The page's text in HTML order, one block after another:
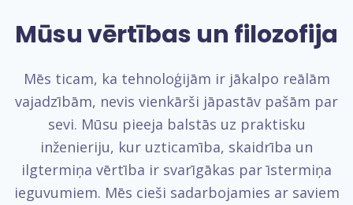
Mūsu vērtības un filozofija
Mēs ticam, ka tehnoloģijām ir jākalpo reālām
vajadzībām, nevis vienkārši jāpastāv pašām par
sevi. Mūsu pieeja balstās uz praktisku
inženieriju, kur uzticamība, skaidrība un
ilgtermiņa vērtība ir svarīgākas par īstermiņa
ieguvumiem. Mēs cieši sadarbojamies ar saviem